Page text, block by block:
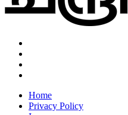
Home
Privacy Policy